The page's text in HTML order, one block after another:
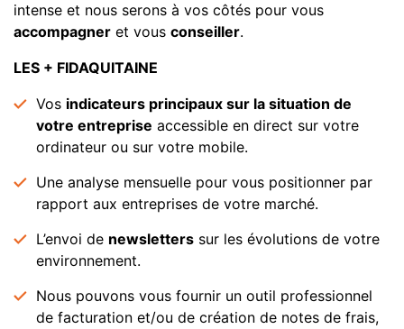
intense et nous serons à vos côtés pour vous
accompagner et vous conseiller.
LES + FIDAQUITAINE
Vos indicateurs principaux sur la situation de
votre entreprise accessible en direct sur votre
ordinateur ou sur votre mobile.
Une analyse mensuelle pour vous positionner par
rapport aux entreprises de votre marché.
L’envoi de newsletters sur les évolutions de votre
environnement.
Nous pouvons vous fournir un outil professionnel
de facturation et/ou de création de notes de frais,